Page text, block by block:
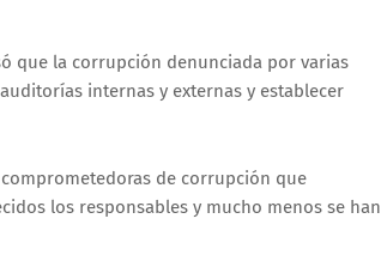
que la corrupción denunciada por varias
internas y externas y establecer
de corrupción que
los responsables y mucho menos se han